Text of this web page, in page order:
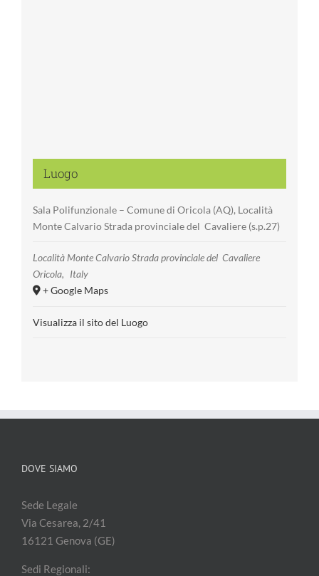
Luogo
Sala Polifunzionale – Comune di Oricola (AQ), Località
Monte Calvario Strada provinciale del Cavaliere (s.p.27)
Località Monte Calvario Strada provinciale del Cavaliere
Oricola, Italy
+ Google Maps
Visualizza il sito del Luogo
DOVE SIAMO
Sede Legale
Via Cesarea, 2/41
16121 Genova (GE)
Sedi Regionali: